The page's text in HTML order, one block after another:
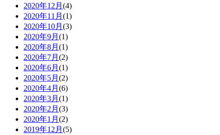
2020年12月 (4)
2020年11月 (1)
2020年10月 (3)
2020年9月 (1)
2020年8月 (1)
2020年7月 (2)
2020年6月 (1)
2020年5月 (2)
2020年4月 (6)
2020年3月 (1)
2020年2月 (3)
2020年1月 (2)
2019年12月 (5)